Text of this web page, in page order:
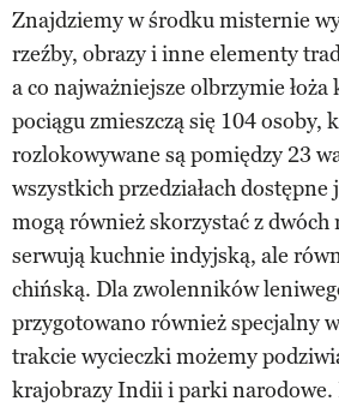
Znajdziemy w środku misternie
rzeźby, obrazy i inne elementy
a co najważniejsze olbrzymie
pociągu zmieszczą się 104 osoby,
rozlokowywane są pomiędzy 23
wszystkich przedziałach
mogą również skorzystać z
serwują kuchnie indyjską, ale
chińską. Dla zwolenników
przygotowano również specjalny
trakcie wycieczki możemy
krajobrazy Indii i parki narodowe.